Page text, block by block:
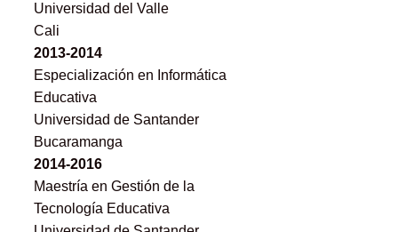
Universidad del Valle
Cali
2013-2014
Especialización en Informática
Educativa
Universidad de Santander
Bucaramanga
2014-2016
Maestría en Gestión de la
Tecnología Educativa